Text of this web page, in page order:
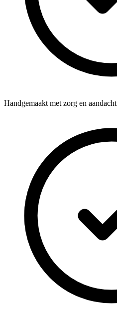
Handgemaakt met zorg en aandacht